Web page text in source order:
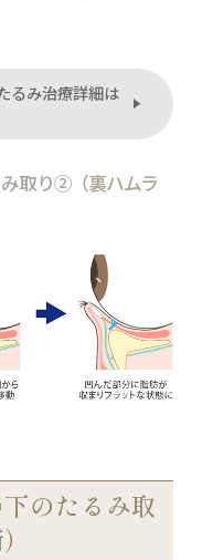
るみ治療詳細は
取り②（裏ハムラ
のたるみ取